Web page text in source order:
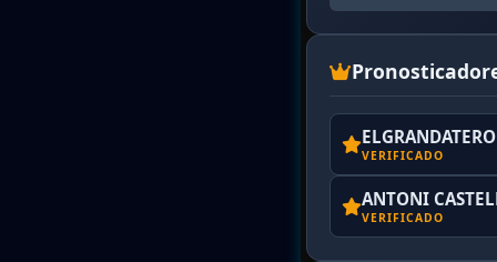
VERIFICADO
ANTONI
VERIFICADO